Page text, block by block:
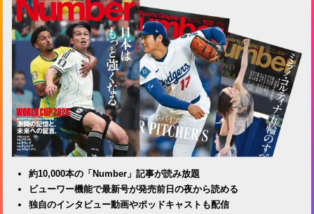
約10,000本の「Number」記事が読み放題
ビューワー機能で最新号が発売前日の夜から読める
独自のインタビュー動画やポッドキャストも配信